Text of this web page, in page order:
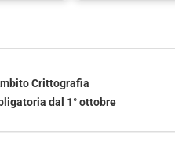
Crittografia
dal 1° ottobre